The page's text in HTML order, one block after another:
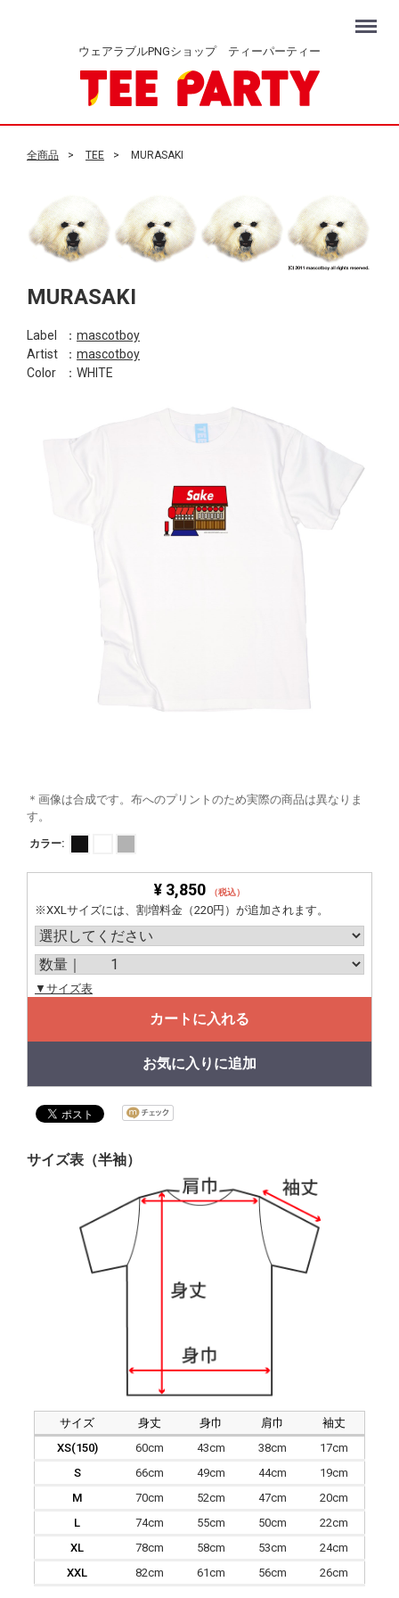
ウェアラブルPNGショップ ティーパーティー
Menu
全商品 TEE MURASAKI
MURASAKI
Label ： mascotboy
Artist
： mascotboy
Color
：WHITE
＊画像は合成です。布へのプリントのため実際の商品は異なりま
す。
カラー:
¥ 3,850 （税込）
※XXLサイズには、割増料金（220円）が追加されます。
▼サイズ表
カートに入れる
お気に入りに追加
サイズ表（半袖）
サイズ 身丈 身巾 肩巾
袖丈
XS(150)
60cm 43cm 38cm
17cm
S
66cm 49cm 44cm
19cm
M
70cm 52cm 47cm
20cm
L
74cm 55cm 50cm
22cm
XL
78cm 58cm 53cm
24cm
XXL
82cm 61cm 56cm 26cm